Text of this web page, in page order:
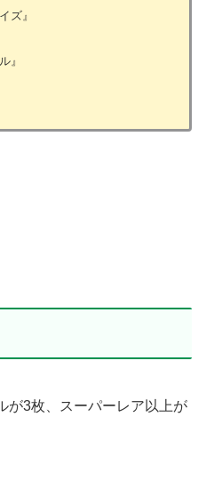
ズ』
』
が3枚、スーパーレア以上が